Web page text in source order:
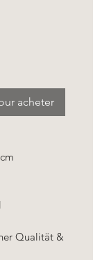
acheter
Qualität &